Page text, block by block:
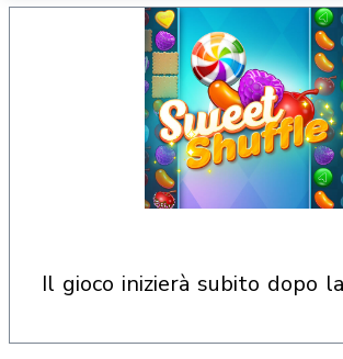
il gioco inizierà subito dopo